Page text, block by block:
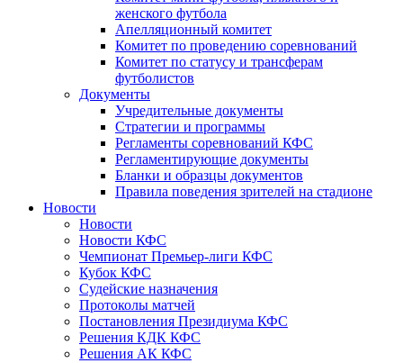
женского футбола
Апелляционный комитет
Комитет по проведению соревнований
Комитет по статусу и трансферам
футболистов
Документы
Учредительные документы
Стратегии и программы
Регламенты соревнований КФС
Регламентирующие документы
Бланки и образцы документов
Правила поведения зрителей на стадионе
Новости
Новости
Новости КФС
Чемпионат Премьер-лиги КФС
Кубок КФС
Судейские назначения
Протоколы матчей
Постановления Президиума КФС
Решения КДК КФС
Решения АК КФС